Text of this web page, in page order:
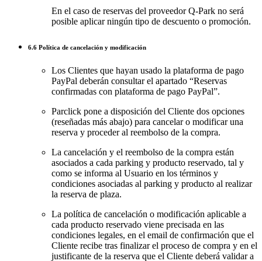
En el caso de reservas del proveedor Q-Park no será
posible aplicar ningún tipo de descuento o promoción.
6.6 Política de cancelación y modificación
Los Clientes que hayan usado la plataforma de pago
PayPal deberán consultar el apartado “Reservas
confirmadas con plataforma de pago PayPal”.
Parclick pone a disposición del Cliente dos opciones
(reseñadas más abajo) para cancelar o modificar una
reserva y proceder al reembolso de la compra.
La cancelación y el reembolso de la compra están
asociados a cada parking y producto reservado, tal y
como se informa al Usuario en los términos y
condiciones asociadas al parking y producto al realizar
la reserva de plaza.
La política de cancelación o modificación aplicable a
cada producto reservado viene precisada en las
condiciones legales, en el email de confirmación que el
Cliente recibe tras finalizar el proceso de compra y en el
justificante de la reserva que el Cliente deberá validar a